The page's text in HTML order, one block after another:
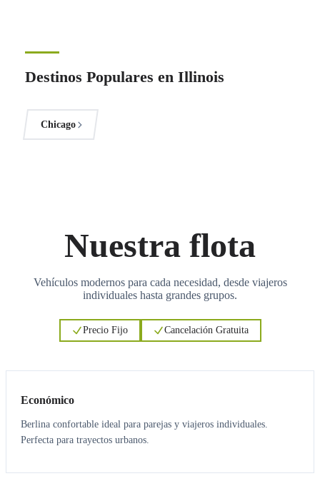
Destinos Populares en Illinois
Chicago
Nuestra flota
Vehículos modernos para cada necesidad, desde viajeros
individuales hasta grandes grupos.
Precio Fijo Cancelación Gratuita
Económico
Berlina confortable ideal para parejas y viajeros individuales.
Perfecta para trayectos urbanos.
3 3